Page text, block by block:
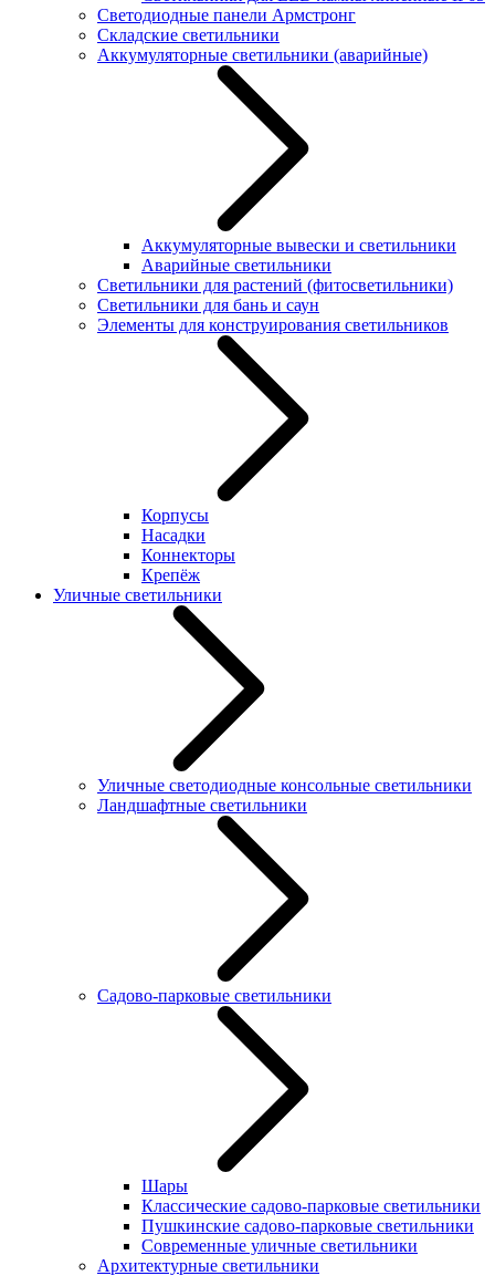
Светодиодные панели Армстронг
Складские светильники
Аккумуляторные светильники (аварийные)
Аккумуляторные вывески и светильники
Аварийные светильники
Светильники для растений (фитосветильники)
Светильники для бань и саун
Элементы для конструирования светильников
Корпусы
Насадки
Коннекторы
Крепёж
Уличные светильники
Уличные светодиодные консольные светильники
Ландшафтные светильники
Садово-парковые светильники
Шары
Классические садово-парковые светильники
Пушкинские садово-парковые светильники
Современные уличные светильники
Архитектурные светильники